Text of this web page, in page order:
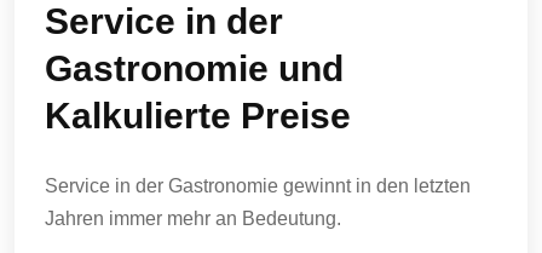
Service in der
Gastronomie und
Kalkulierte Preise
Service in der Gastronomie gewinnt in den letzten
Jahren immer mehr an Bedeutung.